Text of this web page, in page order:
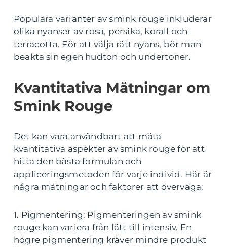
Populära varianter av smink rouge inkluderar
olika nyanser av rosa, persika, korall och
terracotta. För att välja rätt nyans, bör man
beakta sin egen hudton och undertoner.
Kvantitativa Mätningar om
Smink Rouge
Det kan vara användbart att mäta
kvantitativa aspekter av smink rouge för att
hitta den bästa formulan och
appliceringsmetoden för varje individ. Här är
några mätningar och faktorer att överväga:
1. Pigmentering: Pigmenteringen av smink
rouge kan variera från lätt till intensiv. En
högre pigmentering kräver mindre produkt